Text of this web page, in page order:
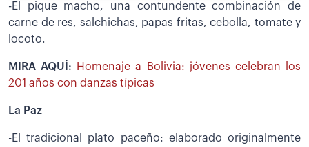
-El pique macho, una contundente combinación de
carne de res, salchichas, papas fritas, cebolla, tomate y
locoto.
MIRA AQUÍ:
Homenaje a Bolivia: jóvenes celebran los
201 años con danzas típicas
La Paz
-El tradicional plato paceño: elaborado originalmente